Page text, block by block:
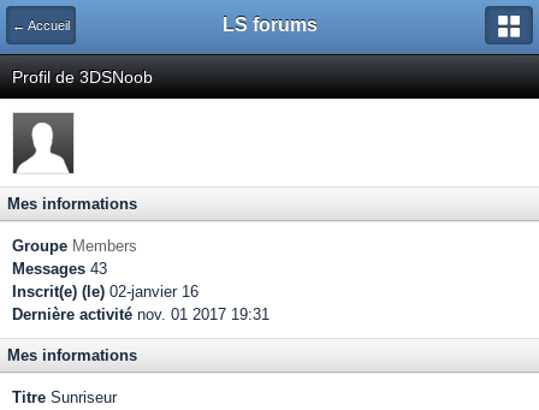
← Accueil LS forums
Profil de 3DSNoob
Mes informations
Groupe Members
Messages 43
Inscrit(e) (le) 02-janvier 16
Dernière activité nov. 01 2017 19:31
Mes informations
Titre Sunriseur